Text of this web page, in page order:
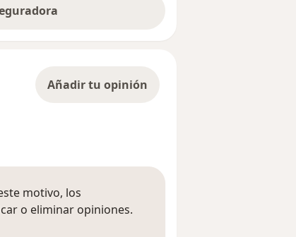
Añadir tu opinión
motivo, los
o eliminar opiniones.